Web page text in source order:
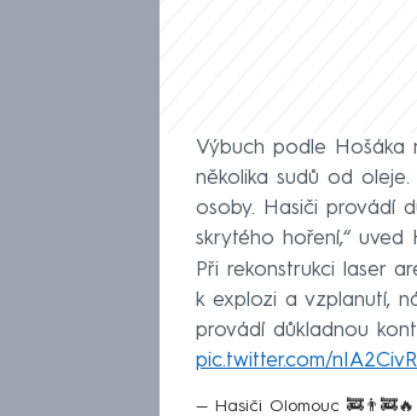
Výbuch podle Hošáka
několika sudů od
osoby. Hasiči provádí
skrytého hoření,“ uved
Při rekonstrukci laser
k explozi a vzplanutí,
provádí důkladnou
pic.twitter.com/
— Hasiči Olomouc 🚒👨‍🚒🔥